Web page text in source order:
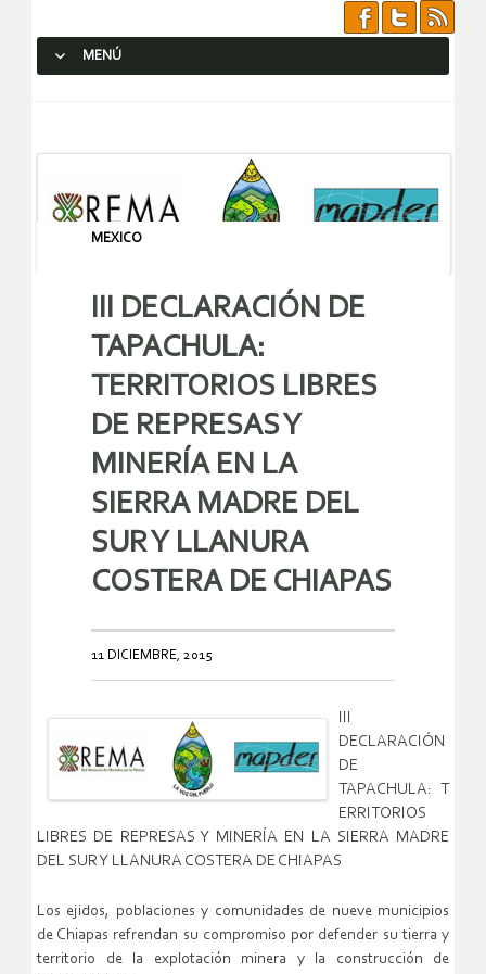
MENÚ
MEXICO
III DECLARACIÓN DE
TAPACHULA:
TERRITORIOS LIBRES
DE REPRESAS Y
MINERÍA EN LA
SIERRA MADRE DEL
SUR Y LLANURA
COSTERA DE CHIAPAS
11 DICIEMBRE, 2015
III
DECLARACIÓN
DE
TAPACHULA: T
ERRITORIOS
LIBRES DE REPRESAS Y MINERÍA EN LA SIERRA MADRE
DEL SUR Y LLANURA COSTERA DE CHIAPAS
Los ejidos, poblaciones y comunidades de nueve municipios
de Chiapas refrendan su compromiso por defender su tierra y
territorio de la explotación minera y la construcción de